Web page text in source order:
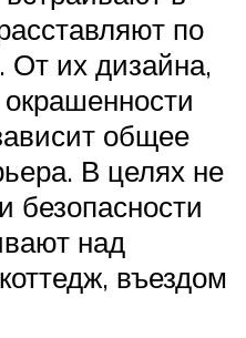
по
От их дизайна,
общее
В целях не
безопасности
над
въездом